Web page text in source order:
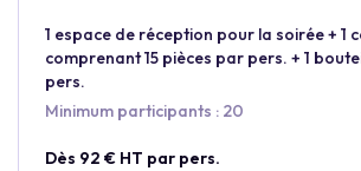
1 espace de réception pour la soirée + 1
comprenant 15 pièces par pers. + 1
pers.
Minimum participants : 20
Dès 92 € HT par pers.